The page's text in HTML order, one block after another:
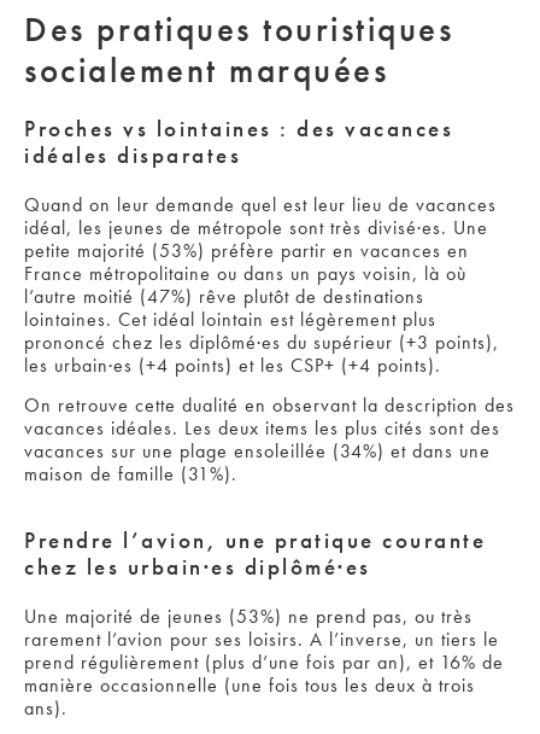
Des pratiques touristiques
socialement marquées
Proches vs lointaines : des vacances
idéales disparates
Quand on leur demande quel est leur lieu de vacances
idéal, les jeunes de métropole sont très divisé·es. Une
petite majorité (53%) préfère partir en vacances en
France métropolitaine ou dans un pays voisin, là où
l’autre moitié (47%) rêve plutôt de destinations
lointaines. Cet idéal lointain est légèrement plus
prononcé chez les diplômé·es du supérieur (+3 points),
les urbain·es (+4 points) et les CSP+ (+4 points).
On retrouve cette dualité en observant la description des
vacances idéales. Les deux items les plus cités sont des
vacances sur une plage ensoleillée (34%) et dans une
maison de famille (31%).
Prendre l’avion, une pratique courante
chez les urbain·es diplômé·es
Une majorité de jeunes (53%) ne prend pas, ou très
rarement l’avion pour ses loisirs. A l’inverse, un tiers le
prend régulièrement (plus d’une fois par an), et 16% de
manière occasionnelle (une fois tous les deux à trois
ans).